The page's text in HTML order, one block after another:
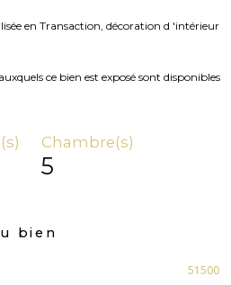
en Transaction, décoration d 'intérieur
ce bien est exposé sont disponibles
Chambre(s)
5
bien
51500